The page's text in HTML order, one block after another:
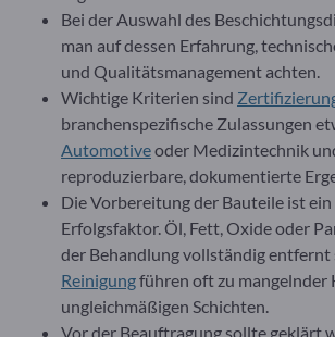
Bei der Auswahl des
man auf dessen Erfahrung,
und Qualitätsmanagement achten.
Wichtige Kriterien sind
branchenspezifische Zulassungen
Automotiveoder Medizintechnik
reproduzierbare, dokumentierte
Die Vorbereitung der Bauteile ist
Erfolgsfaktor. Öl, Fett, Oxide oder
der Behandlung vollständig entfernt
Reinigungführen oft zu mangelnder
ungleichmäßigen Schichten.
Vor der Beauftragung sollte geklärt